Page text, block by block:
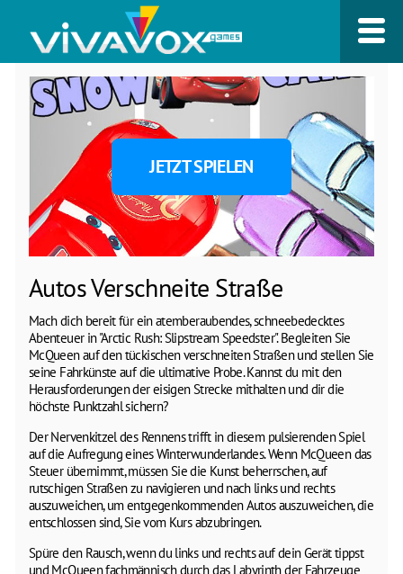
JETZT SPIELEN
Autos Verschneite Straße
Mach dich bereit für ein atemberaubendes, schneebedecktes
Abenteuer in "Arctic Rush: Slipstream Speedster". Begleiten Sie
McQueen auf den tückischen verschneiten Straßen und stellen Sie
seine Fahrkünste auf die ultimative Probe. Kannst du mit den
Herausforderungen der eisigen Strecke mithalten und dir die
höchste Punktzahl sichern?
Der Nervenkitzel des Rennens trifft in diesem pulsierenden Spiel
auf die Aufregung eines Winterwunderlandes. Wenn McQueen das
Steuer übernimmt, müssen Sie die Kunst beherrschen, auf
rutschigen Straßen zu navigieren und nach links und rechts
auszuweichen, um entgegenkommenden Autos auszuweichen, die
entschlossen sind, Sie vom Kurs abzubringen.
Spüre den Rausch, wenn du links und rechts auf dein Gerät tippst
und McQueen fachmännisch durch das Labyrinth der Fahrzeuge